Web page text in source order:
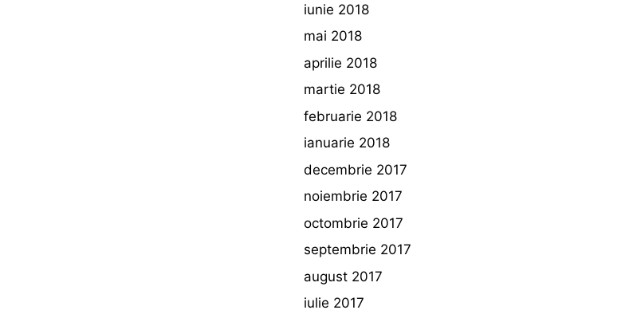
iunie 2018
mai 2018
aprilie 2018
martie 2018
februarie 2018
ianuarie 2018
decembrie 2017
noiembrie 2017
octombrie 2017
septembrie 2017
august 2017
iulie 2017